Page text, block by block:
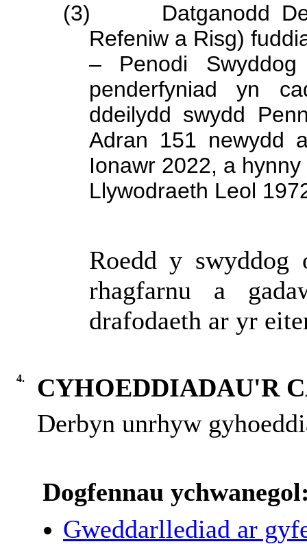
(3)
Datganodd
Refeniw a Risg)
– Penodi
penderfyniad yn
ddeilydd swydd
Adran 151 newydd
Ionawr 2022, a
Llywodraeth Leol
Roedd y
rhagfarnu a
drafodaeth ar yr
4.
CYHOEDDIADAU'R
Derbyn unrhyw
Dogfennau
Gweddarllediad ar